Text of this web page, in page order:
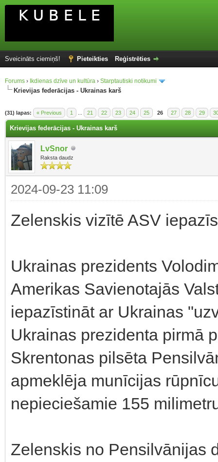
Sveicināts ciemiņš! Pieteikties Reģistrēties
Forums › Ikdienas dzīve un kultūra › Starptautiski notikumi
Krievijas federācijas - Ukrainas karš
(31) lapas: « Previous 1 21 22 23 24 25 26 27 28 29
Krievijas federācijas - Ukrainas karš
LvSnor
Raksta daudz
2024-09-23 11:09
Zelenskis vizītē ASV
Ukrainas prezidents
Amerikas Savienotajās
iepazīstināt ar Ukrainas
Ukrainas prezidenta pirmā
Skrentonas pilsēta
apmeklēja munīcijas
nepieciešamie 155
Zelenskis no Pensilvānijas